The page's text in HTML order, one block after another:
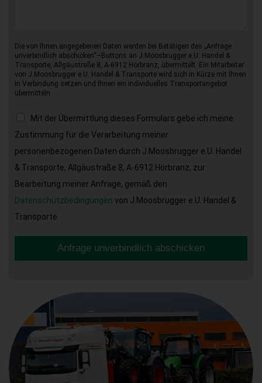
Die von Ihnen angegebenen Daten werden bei Betätigen des „Anfrage
unverbindlich abschicken“–Buttons an J.Moosbrugger e.U. Handel &
Transporte, Allgäustraße 8, A-6912 Hörbranz, übermittelt. Ein Mitarbeiter
von J.Moosbrugger e.U. Handel & Transporte wird sich in Kürze mit Ihnen
in Verbindung setzen und Ihnen ein individuelles Transportangebot
übermitteln.
Mit der Übermittlung dieses Formulars gebe ich meine
Zustimmung für die Verarbeitung meiner
personenbezogenen Daten durch J.Moosbrugger e.U. Handel
& Transporte, Allgäustraße 8, A-6912 Hörbranz, zur
Bearbeitung meiner Anfrage, gemäß den
Datenschutzbedingungen von J.Moosbrugger e.U. Handel &
Transporte.
Anfrage unverbindlich abschicken